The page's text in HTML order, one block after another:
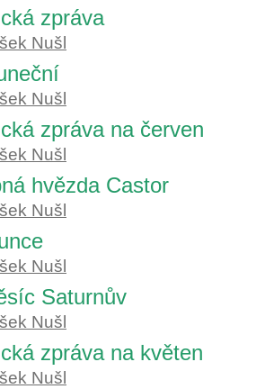
zpráva
Nušl
Nušl
zpráva na červen
Nušl
hvězda Castor
Nušl
Nušl
Saturnův
Nušl
zpráva na květen
Nušl